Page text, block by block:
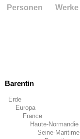
Barentin
Erde
Europa
France
Haute-Normandie
Seine-Maritime
Personen Werke